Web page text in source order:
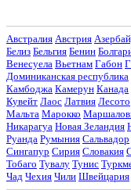
Австралия Австрия
Белиз Бельгия Бенин
Венесуела Вьетнам Габон
Доминиканская республика
Камбоджа Камерун Канада
Кувейт Лаос Латвия Лесото
Мальта Марокко
Никарагуа Новая Зеландия
Руанда Румыния Сальвадор
Сингапур Сирия Словакия
Тобаго Тувалу Тунис
Чад Чехия Чили Швейцария